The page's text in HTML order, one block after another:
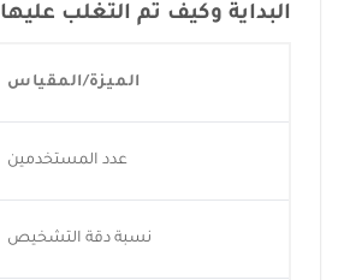
البداية وكيف تم التغلب عليها
الميزة/المقياس
عدد المستخدمين
نسبة دقة التشخيص